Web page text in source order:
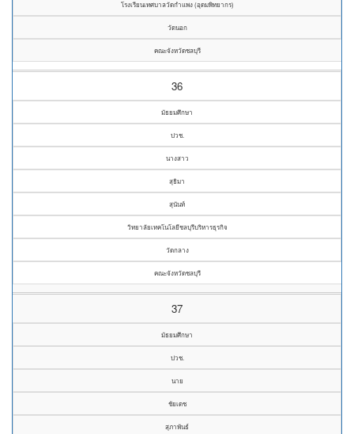
โรงเรียนเทศบาลวัดกำแพง (อุดมพิทยากร)
วัดนอก
คณะจังหวัดชลบุรี
36
มัธยมศึกษา
ปวช.
นางสาว
สุธิมา
สุนันท์
วิทยาลัยเทคโนโลยีชลบุรีบริหารธุรกิจ
วัดกลาง
คณะจังหวัดชลบุรี
37
มัธยมศึกษา
ปวช.
นาย
ชัยเดช
สุภาพันธ์